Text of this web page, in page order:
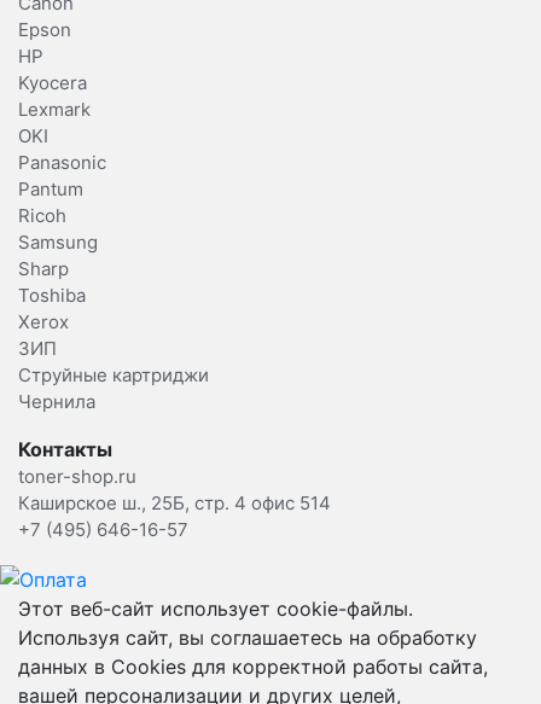
Epson
HP
Kyocera
Lexmark
OKI
Panasonic
Pantum
Ricoh
Samsung
Sharp
Toshiba
Xerox
ЗИП
Струйные картриджи
Чернила
Контакты
toner-shop.ru
Каширское ш., 25Б, стр. 4 офис 514
+7 (495) 646-16-57
Этот веб-сайт использует cookie-файлы.
Используя сайт, вы соглашаетесь на обработку
данных в Cookies для корректной работы сайта,
вашей персонализации и других целей,